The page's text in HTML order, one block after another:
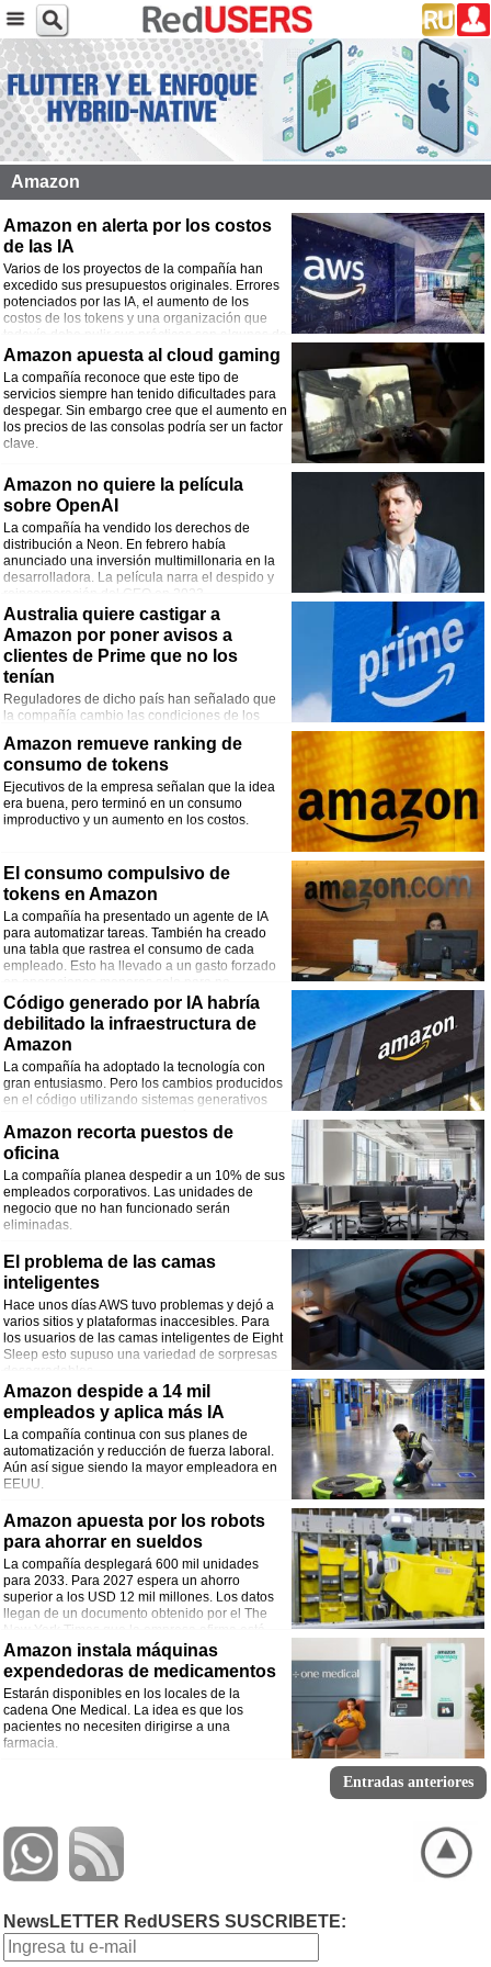
Amazon
Amazon en alerta por los costos
de las IA
Varios de los proyectos de la compañía han
excedido sus presupuestos originales. Errores
potenciados por las IA, el aumento de los
costos de los tokens y una organización que
todavía debe pulir sus prácticas son algunas de
las causas.
Amazon apuesta al cloud gaming
La compañía reconoce que este tipo de
servicios siempre han tenido dificultades para
despegar. Sin embargo cree que el aumento en
los precios de las consolas podría ser un factor
clave.
Amazon no quiere la película
sobre OpenAI
La compañía ha vendido los derechos de
distribución a Neon. En febrero había
anunciado una inversión multimillonaria en la
desarrolladora. La película narra el despido y
reincorporación del CEO en 2023.
Australia quiere castigar a
Amazon por poner avisos a
clientes de Prime que no los
tenían
Reguladores de dicho país han señalado que
la compañía cambio las condiciones de los
contratos de forma injusta y no ofreció compensación alguna.
Amazon remueve ranking de
consumo de tokens
Ejecutivos de la empresa señalan que la idea
era buena, pero terminó en un consumo
improductivo y un aumento en los costos.
El consumo compulsivo de
tokens en Amazon
La compañía ha presentado un agente de IA
para automatizar tareas. También ha creado
una tabla que rastrea el consumo de cada
empleado. Esto ha llevado a un gasto forzado
en operaciones menores solo para no
quedarse atrás.
Código generado por IA habría
debilitado la infraestructura de
Amazon
La compañía ha adoptado la tecnología con
gran entusiasmo. Pero los cambios producidos
en el código utilizando sistemas generativos
Amazon niega cualquier relación.
Amazon recorta puestos de
oficina
La compañía planea despedir a un 10% de sus
empleados corporativos. Las unidades de
negocio que no han funcionado serán
eliminadas.
El problema de las camas
inteligentes
Hace unos días AWS tuvo problemas y dejó a
varios sitios y plataformas inaccesibles. Para
los usuarios de las camas inteligentes de Eight
Sleep esto supuso una variedad de sorpresas
desagradables.
Amazon despide a 14 mil
empleados y aplica más IA
La compañía continua con sus planes de
automatización y reducción de fuerza laboral.
Aún así sigue siendo la mayor empleadora en
EEUU.
Amazon apuesta por los robots
para ahorrar en sueldos
La compañía desplegará 600 mil unidades
para 2033. Para 2027 espera un ahorro
superior a los USD 12 mil millones. Los datos
llegan de un documento obtenido por el The
New York Times que la empresa afirma está
incompleto.
Amazon instala máquinas
expendedoras de medicamentos
Estarán disponibles en los locales de la
cadena One Medical. La idea es que los
pacientes no necesiten dirigirse a una
farmacia.
Entradas anteriores
NewsLETTER RedUSERS SUSCRIBETE: